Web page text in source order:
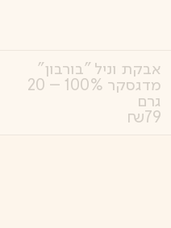
אבקת וניל "בורבון"
מדגסקר 100% – 20
גרם
79
₪